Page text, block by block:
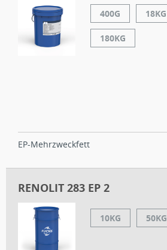
400G 18KG
180KG
EP-Mehrzweckfett
RENOLIT 283 EP 2
10KG 50KG